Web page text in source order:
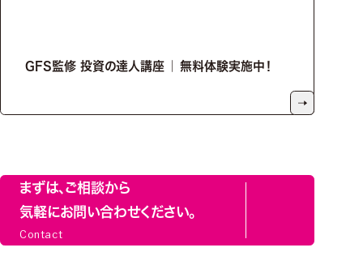
GFS監修 投資の達人講座 ｜ 無料体験実施中！
まずは、ご相談から
気軽にお問い合わせください。
Contact